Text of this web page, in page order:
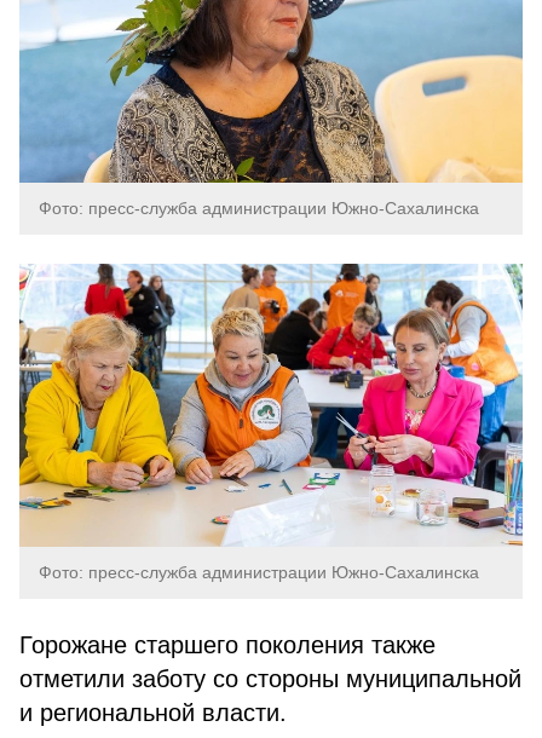
Фото: пресс-служба администрации Южно-Сахалинска
Фото: пресс-служба администрации Южно-Сахалинска
Горожане старшего поколения также
отметили заботу со стороны муниципальной
и региональной власти.